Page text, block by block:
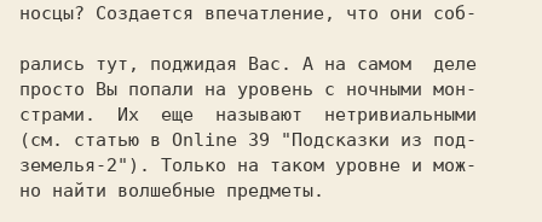
носцы? Создается впечатление, что они соб-
рались тут, поджидая Вас. А на самом  деле
просто Вы попали на уровень с ночными мон-
страми.  Их  еще  называют  нетривиальными
(см. статью в Online 39 "Подсказки из под-
земелья-2"). Только на таком уровне и мож-
но найти волшебные предметы.